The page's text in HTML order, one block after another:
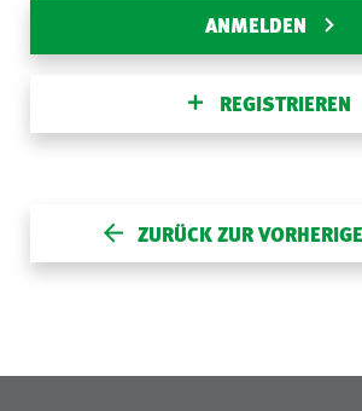
ANMELDEN
REGISTRIEREN
ZURÜCK ZUR